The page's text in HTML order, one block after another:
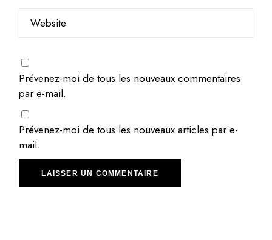
Prévenez-moi de tous les nouveaux commentaires
par e-mail.
Prévenez-moi de tous les nouveaux articles par e-
mail.
LAISSER UN COMMENTAIRE